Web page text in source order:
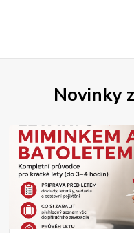
Novinky